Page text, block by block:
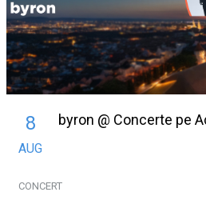
8
AUG
byron @ Concerte pe
CONCERT